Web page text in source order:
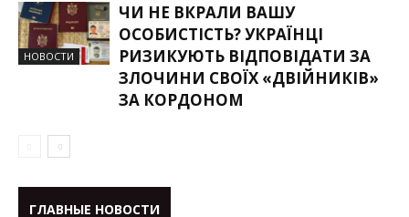
НОВОСТИ
ЧИ НЕ ВКРАЛИ ВАШУ
ОСОБИСТІСТЬ? УКРАЇНЦІ
РИЗИКУЮТЬ ВІДПОВІДАТИ ЗА
ЗЛОЧИНИ СВОЇХ «ДВІЙНИКІВ»
ЗА КОРДОНОМ
ГЛАВНЫЕ НОВОСТИ